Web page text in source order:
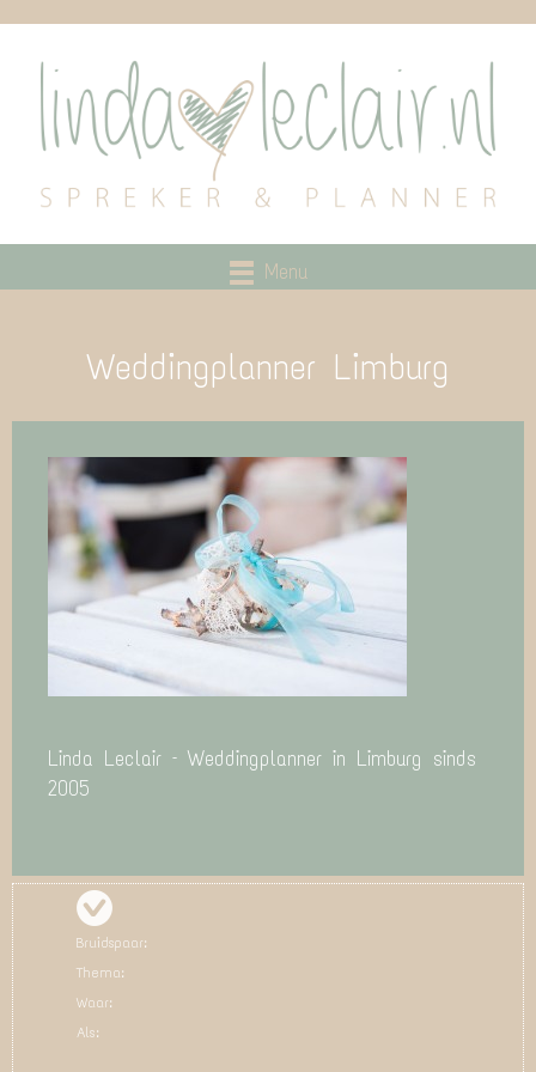
Menu
Weddingplanner Limburg
Linda Leclair – Weddingplanner in Limburg sinds
2005
Bruidspaar:
Thema:
Waar:
Als: